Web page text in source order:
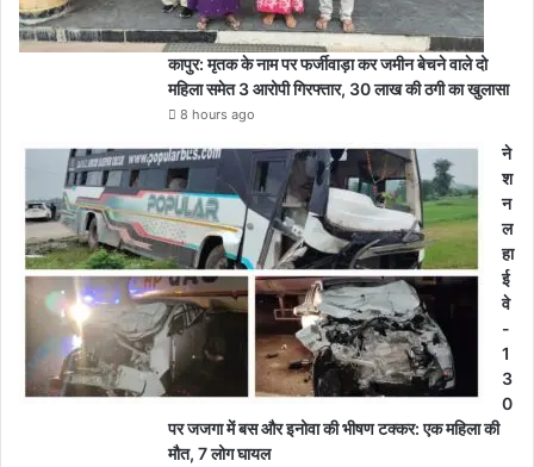
कापुर: मृतक के नाम पर फर्जीवाड़ा कर जमीन बेचने वाले दो
महिला समेत 3 आरोपी गिरफ्तार, 30 लाख की ठगी का खुलासा
8 hours ago
ने
श
न
ल
हा
ई
वे
-
1
3
0
पर जजगा में बस और इनोवा की भीषण टक्कर: एक महिला की
मौत, 7 लोग घायल